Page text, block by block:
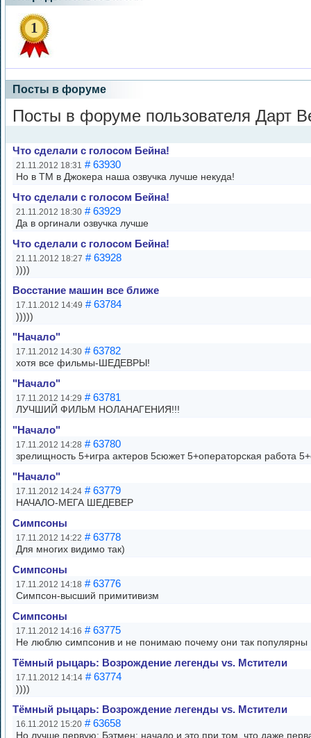
1
Посты в форуме
Посты в форуме пользователя Дарт
Что сделали с голосом Бейна!
21.11.2012 18:31 # 63930
Но в ТМ в Джокера наша озвучка лучше некуда!
Что сделали с голосом Бейна!
21.11.2012 18:30 # 63929
Да в оргинали озвучка лучше
Что сделали с голосом Бейна!
21.11.2012 18:27 # 63928
))))
Восстание машин все ближе
17.11.2012 14:49 # 63784
)))))
"Начало"
17.11.2012 14:30 # 63782
хотя все фильмы-ШЕДЕВРЫ!
"Начало"
17.11.2012 14:29 # 63781
ЛУЧШИЙ ФИЛЬМ НОЛАНАГЕНИЯ!!!
"Начало"
17.11.2012 14:28 # 63780
зрелищность 5+игра актеров 5сюжет 5+операторская работа
"Начало"
17.11.2012 14:24 # 63779
НАЧАЛО-МЕГА ШЕДЕВЕР
Симпсоны
17.11.2012 14:22 # 63778
Для многих видимо так)
Симпсоны
17.11.2012 14:18 # 63776
Симпсон-высший примитивизм
Симпсоны
17.11.2012 14:16 # 63775
Не люблю симпсонив и не понимаю почему они так популярны
Тёмный рыцарь: Возрождение легенды vs. Мстители
17.11.2012 14:14 # 63774
))))
Тёмный рыцарь: Возрождение легенды vs. Мстители
16.11.2012 15:20 # 63658
Но лучше первую: Бэтмен: начало и это при том, что даже